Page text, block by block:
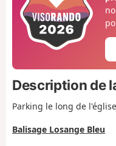
Description de
Parking le long de
Balisage Losange Bleu